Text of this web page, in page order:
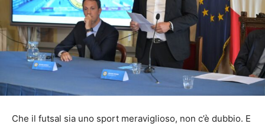
Che il futsal sia uno sport meraviglioso, non c’è dubbio. E